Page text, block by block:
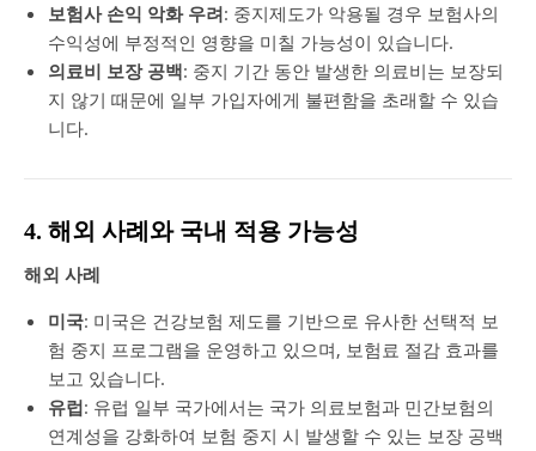
보험사 손익 악화 우려: 중지제도가 악용될 경우 보험사의
수익성에 부정적인 영향을 미칠 가능성이 있습니다.
의료비 보장 공백: 중지 기간 동안 발생한 의료비는 보장되
지 않기 때문에 일부 가입자에게 불편함을 초래할 수 있습
니다.
4. 해외 사례와 국내 적용 가능성
해외 사례
미국: 미국은 건강보험 제도를 기반으로 유사한 선택적 보
험 중지 프로그램을 운영하고 있으며, 보험료 절감 효과를
보고 있습니다.
유럽: 유럽 일부 국가에서는 국가 의료보험과 민간보험의
연계성을 강화하여 보험 중지 시 발생할 수 있는 보장 공백